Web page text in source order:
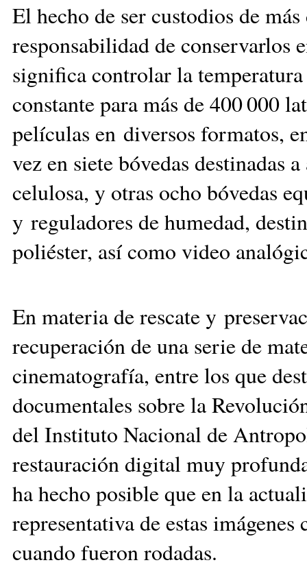
El hecho de ser custodios de
responsabilidad de conservarlos
significa controlar la
constante para más de 400 000
películas en diversos formatos,
vez en siete bóvedas destinadas
celulosa, y otras ocho bóvedas
y reguladores de humedad,
poliéster, así como video
En materia de rescate y
recuperación de una serie de
cinematografía, entre los que
documentales sobre la
del Instituto Nacional de
restauración digital muy
ha hecho posible que en la
representativa de estas
cuando fueron rodadas.